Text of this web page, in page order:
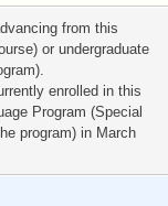
from this
or undergraduate
enrolled in this
Program (Special
program) in March